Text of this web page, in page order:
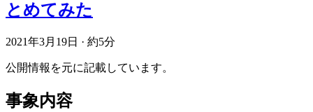
とめてみた
2021年3月19日 · 約5分
公開情報を元に記載しています。
事象内容